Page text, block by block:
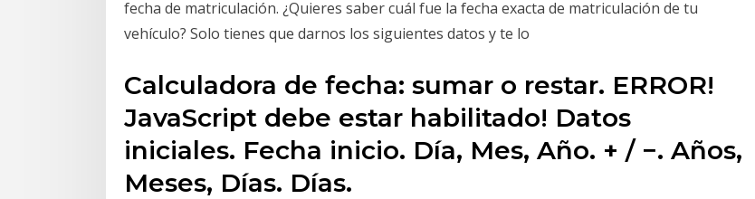
fecha de matriculación. ¿Quieres saber cuál fue la fecha exacta de matriculación de tu
vehículo? Solo tienes que darnos los siguientes datos y te lo
Calculadora de fecha: sumar o restar. ERROR!
JavaScript debe estar habilitado! Datos
iniciales. Fecha inicio. Día, Mes, Año. + / −. Años,
Meses, Días. Días.